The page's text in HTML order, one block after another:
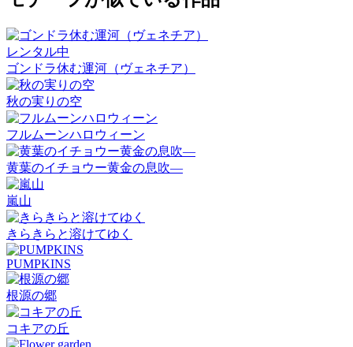
レンタル中
ゴンドラ休む運河（ヴェネチア）
秋の実りの空
フルムーンハロウィーン
黄葉のイチョウー黄金の息吹―
嵐山
きらきらと溶けてゆく
PUMPKINS
根源の郷
コキアの丘